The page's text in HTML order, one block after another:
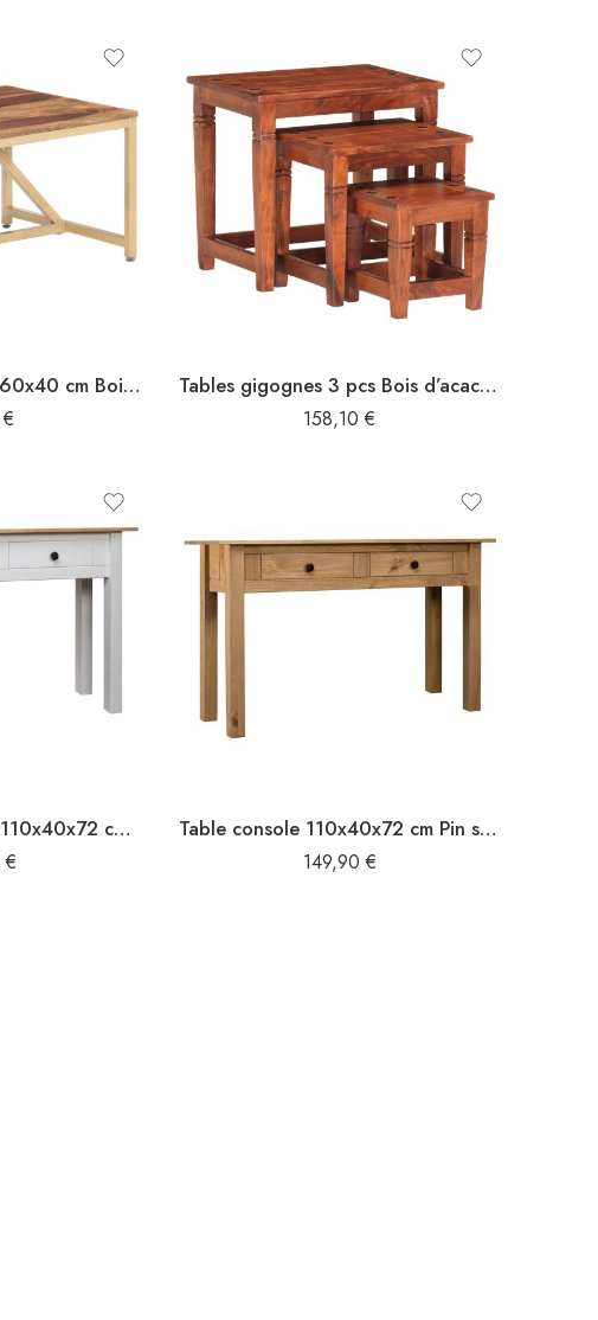
Table d’appoint 60x60x40 cm Bois massif
€
Tables gigognes 3 pcs Bois d’acacia massif
158,10€
Table console Blanc 110x40x72 cm Pin solide Gamme Panama
€
Table console 110x40x72 cm Pin solide Gamme Panama
149,90 €